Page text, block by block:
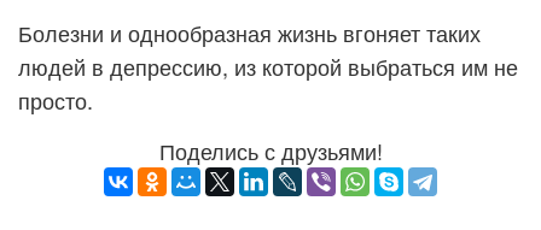
Болезни и однообразная жизнь вгоняет таких
людей в депрессию, из которой выбраться им не
просто.
Поделись с друзьями!